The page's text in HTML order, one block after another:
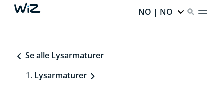
NO | NO
Se alle Lysarmaturer
Lysarmaturer